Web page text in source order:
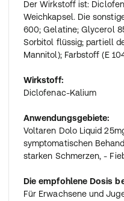
Der Wirkstoff ist:
Weichkapsel. Die
600; Gelatine; Glycerol
Sorbitol flüssig; partiell
Mannitol); Farbstoff (E
Wirkstoff:
Diclofenac-Kalium
Anwendungsgebiete:
Voltaren Dolo Liquid
symptomatischen
starken Schmerzen, -
Die empfohlene Dosis
Für Erwachsene und